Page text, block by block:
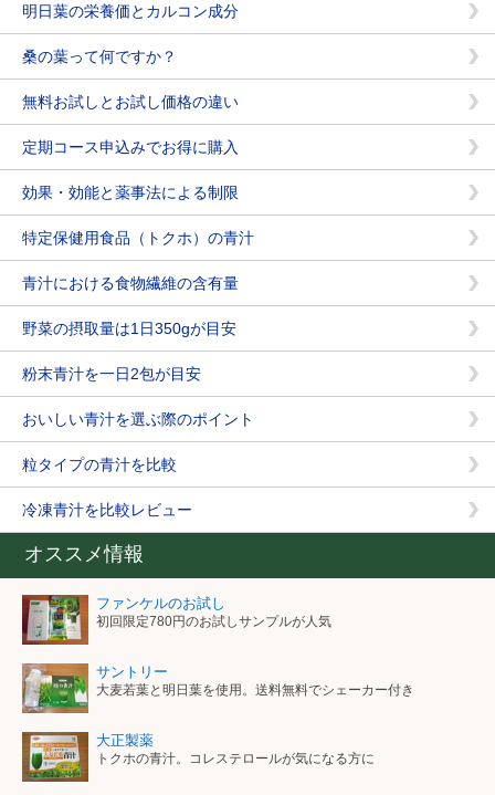
明日葉の栄養価とカルコン成分
桑の葉って何ですか？
無料お試しとお試し価格の違い
定期コース申込みでお得に購入
効果・効能と薬事法による制限
特定保健用食品（トクホ）の青汁
青汁における食物繊維の含有量
野菜の摂取量は1日350gが目安
粉末青汁を一日2包が目安
おいしい青汁を選ぶ際のポイント
粒タイプの青汁を比較
冷凍青汁を比較レビュー
オススメ情報
ファンケルのお試し
初回限定780円のお試しサンプルが人気
サントリー
大麦若葉と明日葉を使用。送料無料でシェーカー付き
大正製薬
トクホの青汁。コレステロールが気になる方に